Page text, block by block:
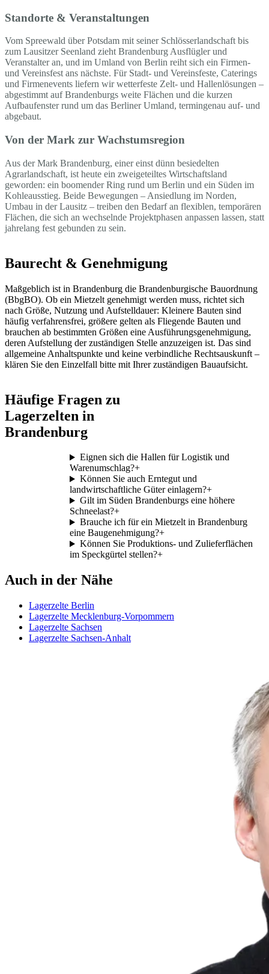
Standorte & Veranstaltungen
Vom Spreewald über Potsdam mit seiner Schlösserlandschaft bis
zum Lausitzer Seenland zieht Brandenburg Ausflügler und
Veranstalter an, und im Umland von Berlin reiht sich ein Firmen-
und Vereinsfest ans nächste. Für Stadt- und Vereinsfeste, Caterings
und Firmenevents liefern wir wetterfeste Zelt- und Hallenlösungen –
abgestimmt auf Brandenburgs weite Flächen und die kurzen
Aufbaufenster rund um das Berliner Umland, termingenau auf- und
abgebaut.
Von der Mark zur Wachstumsregion
Aus der Mark Brandenburg, einer einst dünn besiedelten
Agrarlandschaft, ist heute ein zweigeteiltes Wirtschaftsland
geworden: ein boomender Ring rund um Berlin und ein Süden im
Kohleausstieg. Beide Bewegungen – Ansiedlung im Norden,
Umbau in der Lausitz – treiben den Bedarf an flexiblen, temporären
Flächen, die sich an wechselnde Projektphasen anpassen lassen, statt
jahrelang fest gebunden zu sein.
Baurecht & Genehmigung
Maßgeblich ist in Brandenburg die Brandenburgische Bauordnung
(BbgBO). Ob ein Mietzelt genehmigt werden muss, richtet sich
nach Größe, Nutzung und Aufstelldauer: Kleinere Bauten sind
häufig verfahrensfrei, größere gelten als Fliegende Bauten und
brauchen ab bestimmten Größen eine Ausführungsgenehmigung,
deren Aufstellung der zuständigen Stelle anzuzeigen ist. Das sind
allgemeine Anhaltspunkte und keine verbindliche Rechtsauskunft –
klären Sie den Einzelfall bitte mit Ihrer zuständigen Bauaufsicht.
Häufige Fragen zu
Lagerzelten in
Brandenburg
Eignen sich die Hallen für Logistik und
Warenumschlag?+
Können Sie auch Erntegut und
landwirtschaftliche Güter einlagern?+
Gilt im Süden Brandenburgs eine höhere
Schneelast?+
Brauche ich für ein Mietzelt in Brandenburg
eine Baugenehmigung?+
Können Sie Produktions- und Zulieferflächen
im Speckgürtel stellen?+
Auch in der Nähe
Lagerzelte Berlin
Lagerzelte Mecklenburg-Vorpommern
Lagerzelte Sachsen
Lagerzelte Sachsen-Anhalt